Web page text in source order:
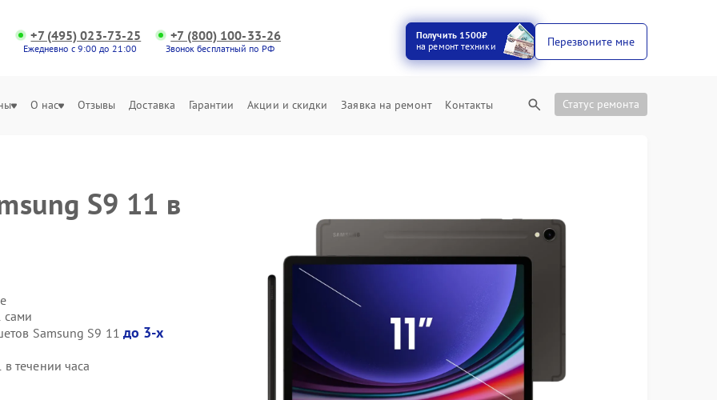
+7 (495) 023-73-25
Ежедневно с 9:00 до 21:00
+7 (800) 100-33-26
Звонок бесплатный по РФ
Получить 1500₽
на ремонт техники
Перезвоните мне
О нас Отзывы Доставка Гарантии Акции и скидки Заявка на ремонт Контакты Статус ремонта
S9 11 в
сами
Samsung S9 11 до 3-х
течении часа